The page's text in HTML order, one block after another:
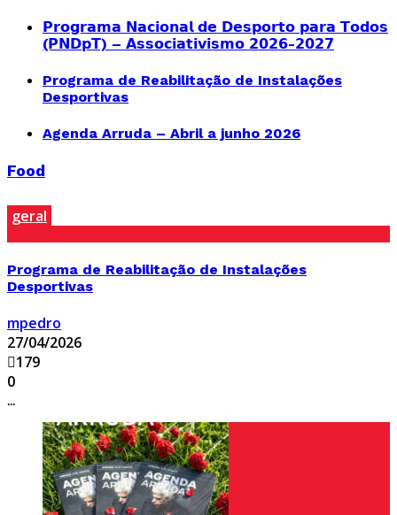
𝗣𝗿𝗼𝗴𝗿𝗮𝗺𝗮 𝗡𝗮𝗰𝗶𝗼𝗻𝗮𝗹 𝗱𝗲 𝗗𝗲𝘀𝗽𝗼𝗿𝘁𝗼 𝗽𝗮𝗿𝗮 𝗧𝗼𝗱𝗼𝘀
(𝗣𝗡𝗗𝗽𝗧) – 𝗔𝘀𝘀𝗼𝗰𝗶𝗮𝘁𝗶𝘃𝗶𝘀𝗺𝗼 𝟮𝟬𝟮𝟲-𝟮𝟬𝟮𝟳
Programa de Reabilitação de Instalações
Desportivas
Agenda Arruda – Abril a junho 2026
Food
geral
Programa de Reabilitação de Instalações
Desportivas
mpedro
27/04/2026
179
0
...